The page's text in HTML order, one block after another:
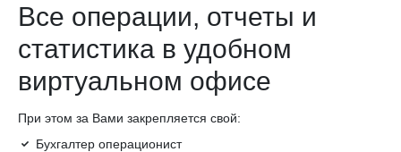
Все операции, отчеты и
статистика в удобном
виртуальном офисе
При этом за Вами закрепляется свой:
Бухгалтер операционист